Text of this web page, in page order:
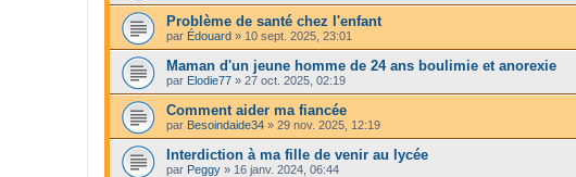
Problème de santé chez l'enfant
par Édouard » 10 sept. 2025, 23:01
Maman d'un jeune homme de 24 ans boulimie et anorexie
par Elodie77 » 27 oct. 2025, 02:19
Comment aider ma fiancée
par Besoindaide34 » 29 nov. 2025, 12:19
Interdiction à ma fille de venir au lycée
par Peggy » 16 janv. 2024, 06:44